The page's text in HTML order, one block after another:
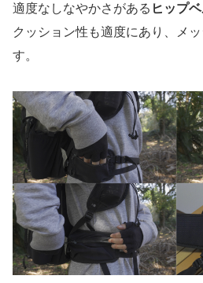
適度なしなやかさがある ヒップ
クッション性も適度にあり、メ
す。